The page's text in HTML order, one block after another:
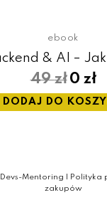
ebook
& AI –
49zł 0 zł
DODAJ DO
Mentoring | Polityka
zakupów